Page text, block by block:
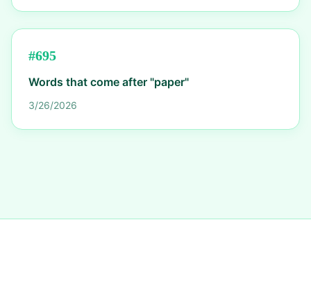
#695
Words that come after "paper"
3/26/2026